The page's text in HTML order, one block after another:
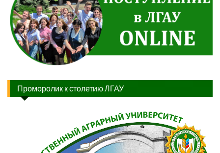
Проморолик к столетию ЛГАУ